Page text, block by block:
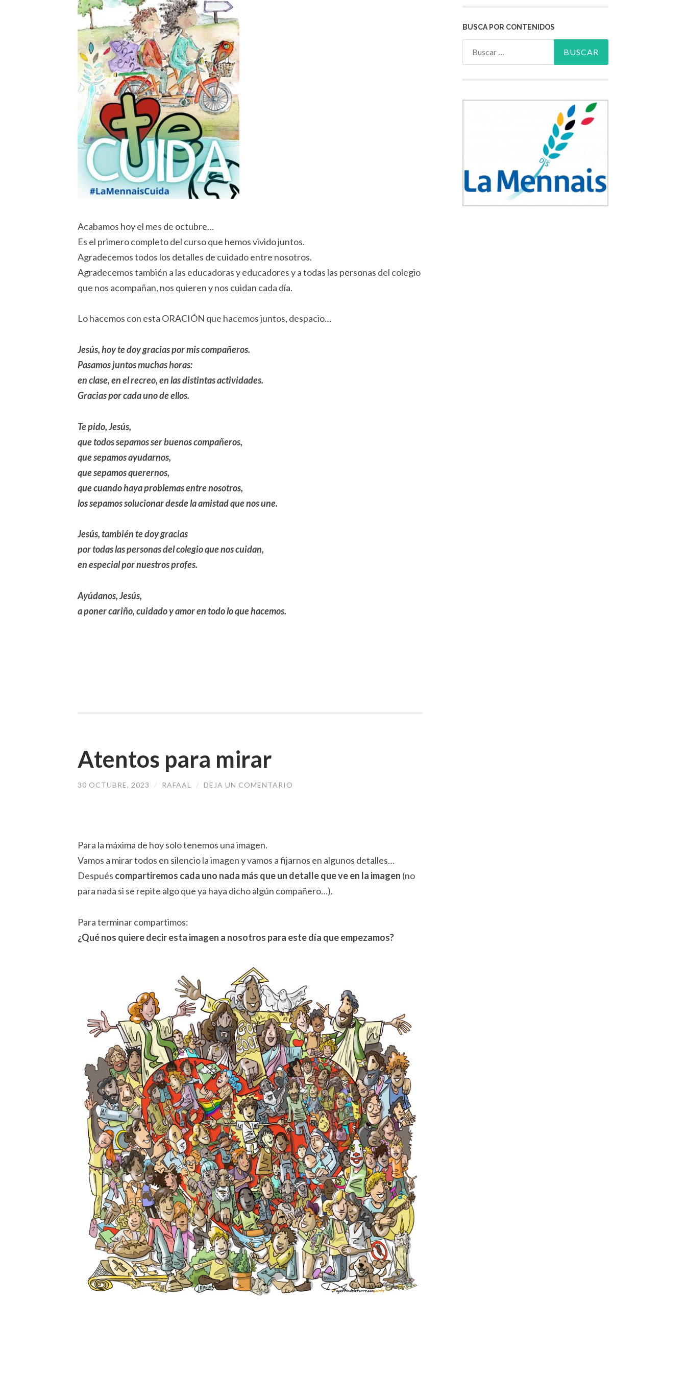
Acabamos hoy el mes de octubre…
Es el primero completo del curso que hemos vivido juntos.
Agradecemos todos los detalles de cuidado entre nosotros.
Agradecemos también a las educadoras y educadores y a todas las personas del colegio
que nos acompañan, nos quieren y nos cuidan cada día.
Lo hacemos con esta ORACIÓN que hacemos juntos, despacio…
Jesús, hoy te doy gracias por mis compañeros.
Pasamos juntos muchas horas:
en clase, en el recreo, en las distintas actividades.
Gracias por cada uno de ellos.
Te pido, Jesús,
que todos sepamos ser buenos compañeros,
que sepamos ayudarnos,
que sepamos querernos,
que cuando haya problemas entre nosotros,
los sepamos solucionar desde la amistad que nos une.
Jesús, también te doy gracias
por todas las personas del colegio que nos cuidan,
en especial por nuestros profes.
Ayúdanos, Jesús,
a poner cariño, cuidado y amor en todo lo que hacemos.
Atentos para mirar
30 OCTUBRE, 2023 / RAFAAL / DEJA UN COMENTARIO
Para la máxima de hoy solo tenemos una imagen.
Vamos a mirar todos en silencio la imagen y vamos a fijarnos en algunos detalles…
Después compartiremos cada uno nada más queun detalle que ve en la imagen (no
para nada si se repite algo que ya haya dicho algún compañero…).
Para terminar compartimos:
¿Qué nos quiere decir esta imagen a nosotros para este día que empezamos?
BUSCA POR CONTENIDOS